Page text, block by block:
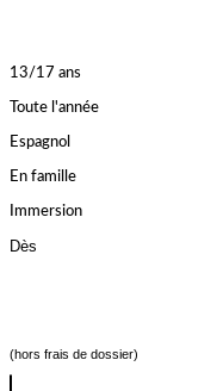
13/17 ans
Toute l'année
Espagnol
En famille
Immersion
Dès
(hors frais de dossier)